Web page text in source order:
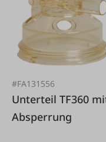
#FA131556
Unterteil TF360
Absperrung